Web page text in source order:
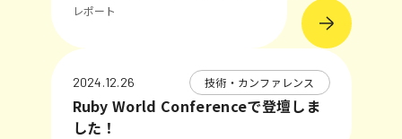
レポート
2024.12.26 技術・カンファレンス
Ruby World Conferenceで登壇しま
した！